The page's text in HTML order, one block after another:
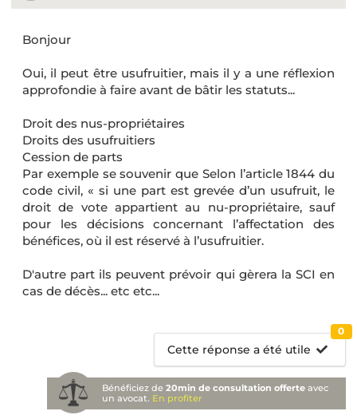
Bonjour
Oui, il peut être usufruitier, mais il y a une réflexion
approfondie à faire avant de bâtir les statuts...
Droit des nus-propriétaires
Droits des usufruitiers
Cession de parts
Par exemple se souvenir que Selon l’article 1844 du
code civil, « si une part est grevée d’un usufruit, le
droit de vote appartient au nu-propriétaire, sauf
pour les décisions concernant l’affectation des
bénéfices, où il est réservé à l’usufruitier.
D'autre part ils peuvent prévoir qui gèrera la SCI en
cas de décès... etc etc...
Cette réponse a été utile
0
Bénéficiez de20min de consultation offerte avec
un avocat. En profiter